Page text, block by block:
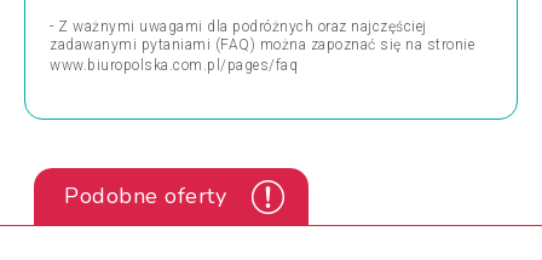
- Z ważnymi uwagami dla podróżnych oraz najczęściej
zadawanymi pytaniami (FAQ) można zapoznać się na stronie
www.biuropolska.com.pl/pages/faq
Podobne oferty